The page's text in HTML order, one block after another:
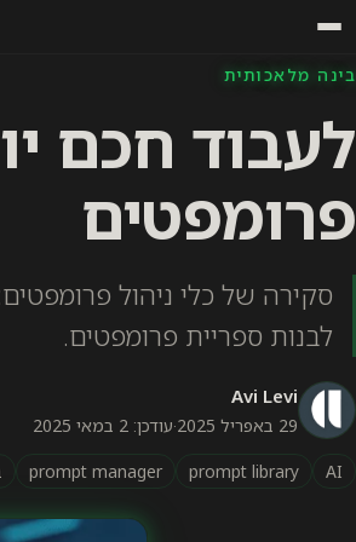
בינה מלאכותית
פרומפטים
סקירה של כלי ניהול
לבנות ספריית פרומפטים.
Avi Levi
29 באפריל 2025 ·עודכן: 2 במאי 2025
AI
prompt library
prompt manager